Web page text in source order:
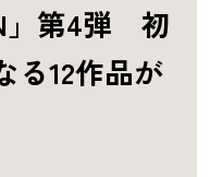
」第4弾 初
る12作品が